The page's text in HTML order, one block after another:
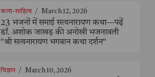
कला-साहित्य / March 12, 2026
23 भजनों में समाई सत्यनारायण कथा—पढ़ें
डॉ. अशोक जाखड़ की अनोखी भजनावली
"श्री सत्यनारायण भगवान कथा दर्शन"
विज्ञान / March 10, 2026